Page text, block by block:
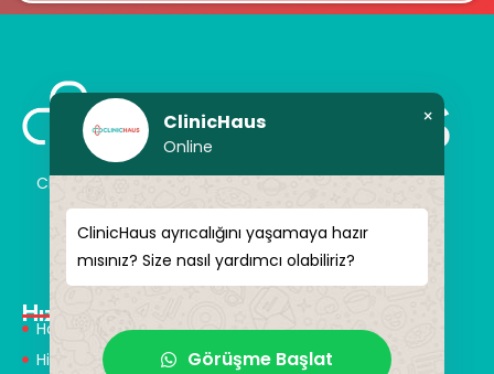
ClinicHaus size hayal ettiğiniz yeniliği profesyonel bir
şekilde sunar ve size sihirli dokunuşlar vaat eder.
Kendinize yeni bir “siz” kazandırın.
Hızlı Menü
Hakkımızda
Hizmetlerimiz
ClinicHaus
Online
×
ClinicHaus ayrıcalığını yaşamaya hazır
mısınız? Size nasıl yardımcı olabiliriz?
Görüşme Başlat